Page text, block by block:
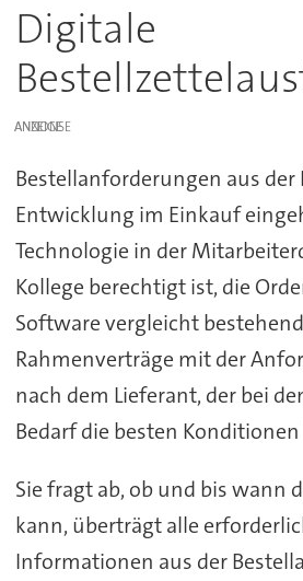
Digitale
ANZEIGE
Bestellanforderungen aus
Entwicklung im Einkauf
Technologie in der
Kollege berechtigt ist, die
Software vergleicht
Rahmenverträge mit der
nach dem Lieferant, der bei
Bedarf die besten
Sie fragt ab, ob und bis wann
kann, überträgt alle
Informationen aus der